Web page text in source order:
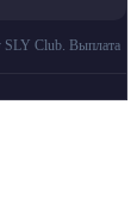
SLY Club. Выплата